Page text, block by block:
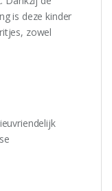
is deze kinder
zowel